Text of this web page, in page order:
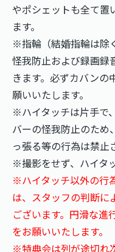
やポシェットも全て置
ます。
※指輪（結婚指輪は除
怪我防止および録画録
きます。必ずカバンの
願いいたします。
※ハイタッチは片手で
バーの怪我防止のため
っ張る等の行為は禁止
※撮影をせず、ハイタ
※ハイタッチ以外の行
は、スタッフの判断に
ございます。円滑な進
をお願いいたします。
※特典会は列が途切れ